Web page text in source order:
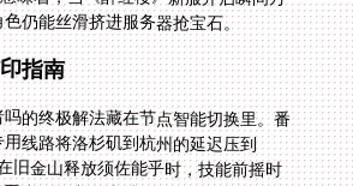
仍能丝滑挤进服务器抢宝石。
指南
的终极解法藏在节点智能切换里。番
用线路将洛杉矶到杭州的延迟压到
旧金山释放须佐能乎时，技能前摇时
同步，诀窍在绕过国际主干网的拥堵